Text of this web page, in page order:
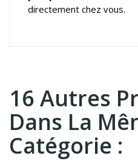
directement chez vous.
16 Autres
Dans La
Catégorie :